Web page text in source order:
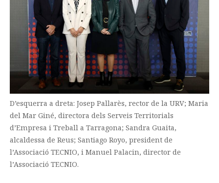
D’esquerra a dreta: Josep Pallarès, rector de la URV; Maria
del Mar Giné, directora dels Serveis Territorials
d’Empresa i Treball a Tarragona; Sandra Guaita,
alcaldessa de Reus; Santiago Royo, president de
l’Associació TECNIO, i Manuel Palacin, director de
l’Associació TECNIO.